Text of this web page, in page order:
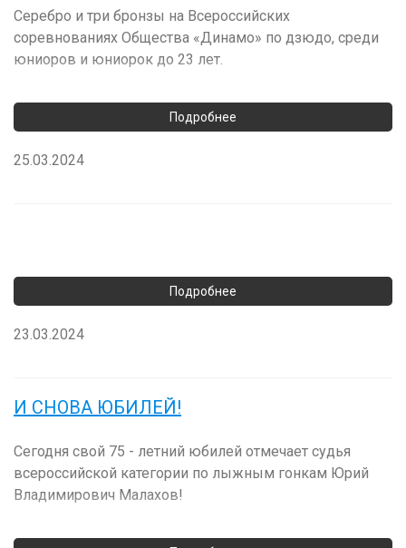
Серебро и три бронзы на Всероссийских
соревнованиях Общества «Динамо» по дзюдо, среди
юниоров и юниорок до 23 лет.
25.03.2024
23.03.2024
И СНОВА ЮБИЛЕЙ!
Сегодня свой 75 - летний юбилей отмечает судья
всероссийской категории по лыжным гонкам Юрий
Владимирович Малахов!